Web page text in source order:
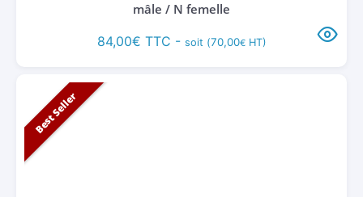
mâle / N femelle
84,00€ TTC - soit (70,00€HT)
Best Seller